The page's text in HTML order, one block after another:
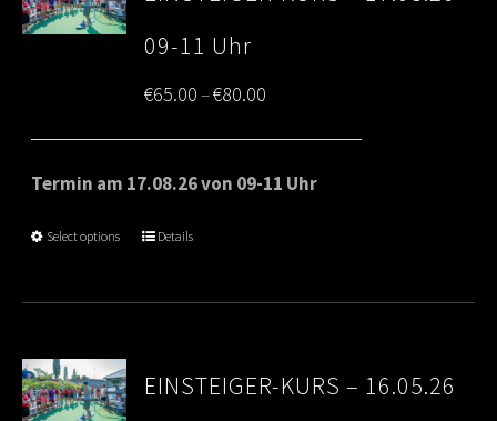
09-11 Uhr
€65.00–€80.00
range:
€65.00
Termin am 17.08.26 von 09-11 Uhr
Select options Details
EINSTEIGER-KURS – 16.05.26